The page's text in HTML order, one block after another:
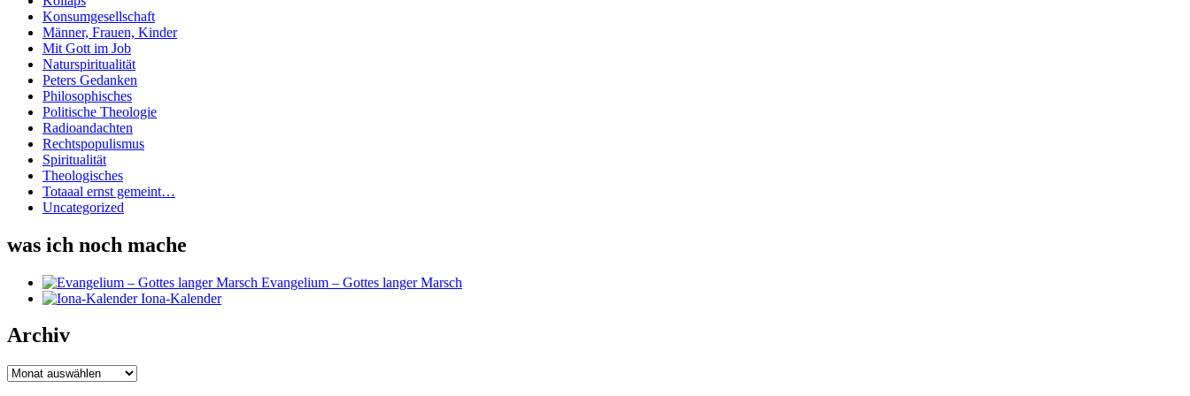
Konsumgesellschaft
Männer, Frauen, Kinder
Mit Gott im Job
Naturspiritualität
Peters Gedanken
Philosophisches
Politische Theologie
Radioandachten
Rechtspopulismus
Spiritualität
Theologisches
Totaaal ernst gemeint…
Uncategorized
was ich noch mache
Evangelium – Gottes langer Marsch
Iona-Kalender
Archiv
Archiv